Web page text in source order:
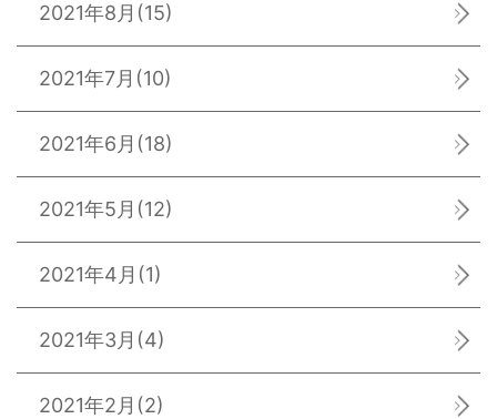
2021年8月 (15)
2021年7月 (10)
2021年6月 (18)
2021年5月 (12)
2021年4月 (1)
2021年3月 (4)
2021年2月 (2)